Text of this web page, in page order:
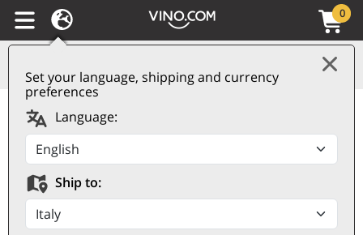
Set your language, shipping and currency
preferences
Language:
Ship to:
0
Spumante Brut Cantine
Ceci
CANTINE CECI
0,75 ℓ